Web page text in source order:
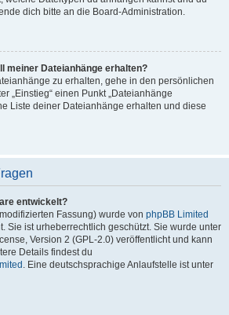
dich bitte an die Board-Administration.
meiner Dateianhänge erhalten?
zu erhalten, gehe in den persönlichen
„Einstieg“ einen Punkt „Dateianhänge
Liste deiner Dateianhänge erhalten und diese
entwickelt?
Fassung) wurde von phpBB Limited
Sie ist urheberrechtlich geschützt. Sie wurde unter
Version 2 (GPL-2.0) veröffentlicht und kann
Details findest du
. Eine deutschsprachige Anlaufstelle ist unter